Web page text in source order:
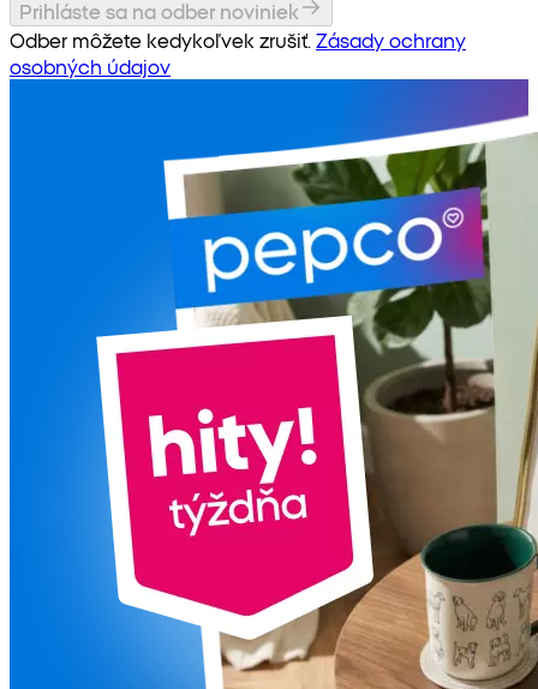
Prihláste sa na odber noviniek
Odber môžete kedykoľvek zrušiť. Zásady ochrany
osobných údajov